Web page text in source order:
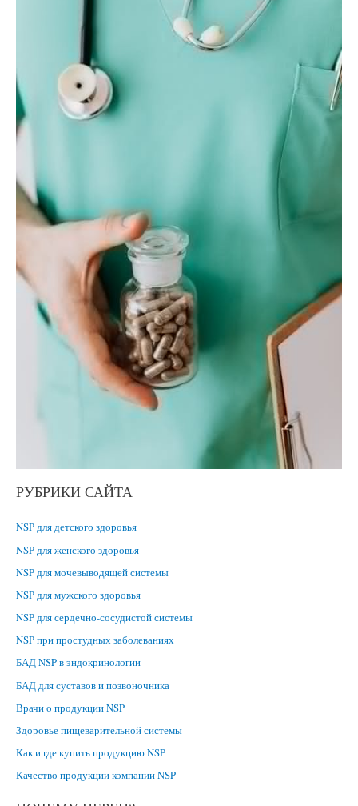
РУБРИКИ САЙТА
NSP для детского здоровья
NSP для женского здоровья
NSP для мочевыводящей системы
NSP для мужского здоровья
NSP для сердечно-сосудистой системы
NSP при простудных заболеваниях
БАД NSP в эндокринологии
БАД для суставов и позвоночника
Врачи о продукции NSP
Здоровье пищеварительной системы
Как и где купить продукцию NSP
Качество продукции компании NSP